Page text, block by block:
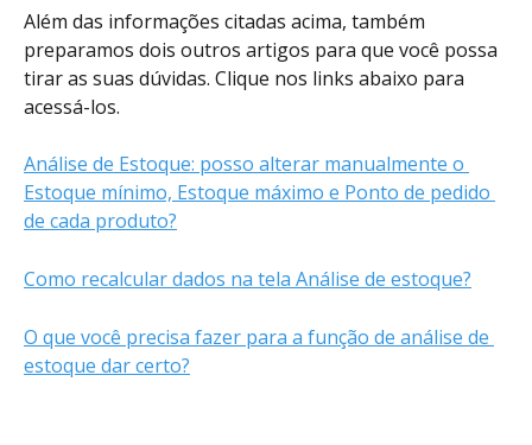
Além das informações citadas acima, também
preparamos dois outros artigos para que você possa
tirar as suas dúvidas. Clique nos links abaixo para
acessá-los.
Análise de Estoque: posso alterar manualmente o
Estoque mínimo, Estoque máximo e Ponto de pedido
de cada produto?
Como recalcular dados na tela Análise de estoque?
O que você precisa fazer para a função de análise de
estoque dar certo?